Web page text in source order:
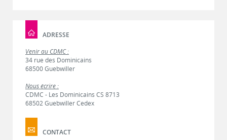
ADRESSE
Venir au CDMC :
34 rue des Dominicains
68500 Guebwiller
Nous écrire :
CDMC - Les Dominicains CS 8713
68502 Guebwiller Cedex
CONTACT